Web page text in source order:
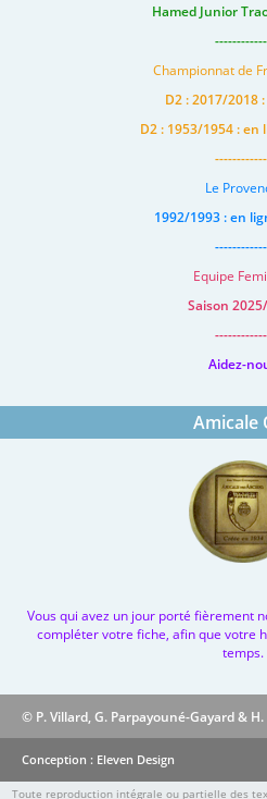
Hamed Junior
Championnat de
D2 : 2017/2018
D2 : 1953/1954 : en
Le
1992/1993 : en
Equipe
Saison
Aidez-
Amicale
Vous qui avez un jour porté fièrement
compléter votre fiche, afin que votre
temps.
© P. Villard, G. Parpayouné-Gayard &
Conception : Eleven Design
Toute reproduction intégrale ou partielle des